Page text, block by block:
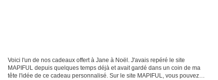
Voici l'un de nos cadeaux offert à Jane à Noël. J'avais repéré le site
MAPIFUL depuis quelques temps déjà et avait gardé dans un coin de ma
tête l'idée de ce cadeau personnalisé. Sur le site MAPIFUL, vous pouvez